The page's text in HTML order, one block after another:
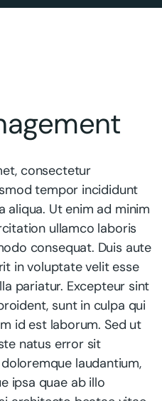
consectetur
tempor incididunt
aliqua. Ut enim ad minim
ullamco laboris
consequat. Duis aute
in voluptate velit esse
pariatur. Excepteur sint
sunt in culpa qui
id est laborum. Sed ut
natus error sit
laudantium,
ipsa quae ab illo